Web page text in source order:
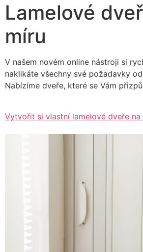
Lamelové
míru
V našem novém online nástroji si
naklikáte všechny své požadavky
Nabízíme dveře, které se Vám
Vytvořit si vlastní lamelové dveře na